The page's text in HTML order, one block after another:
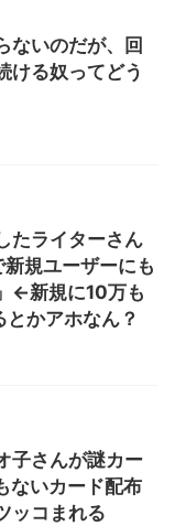
ないのだが、回
ける奴ってどう
たライターさん
新規ユーザーにも
←新規に10万も
かアホなん？
子さんが謎カー
ないカード配布
ッコまれる